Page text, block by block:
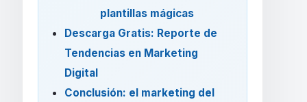
plantillas mágicas
Descarga Gratis: Reporte de
Tendencias en Marketing
Digital
Conclusión: el marketing del